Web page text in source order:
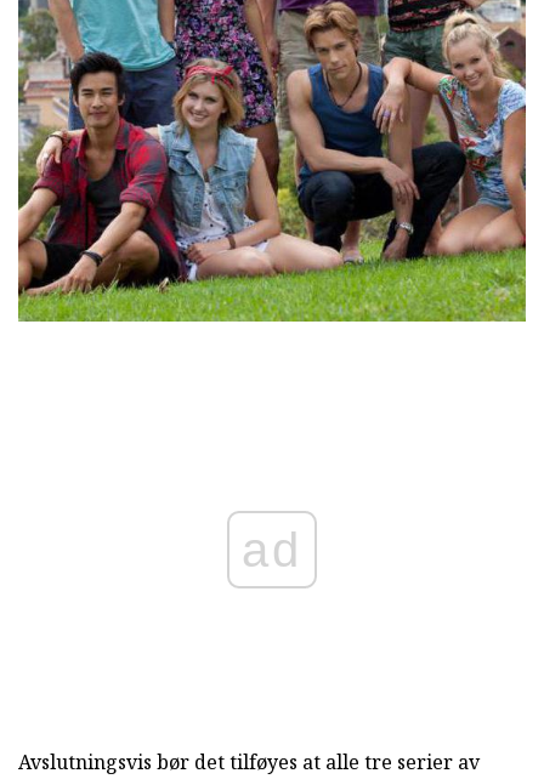
ad
Avslutningsvis bør det tilføyes at alle tre serier av